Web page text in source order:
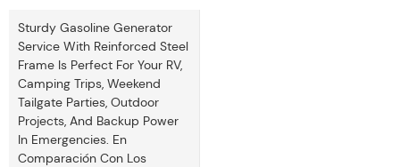
Sturdy Gasoline Generator
Service With Reinforced Steel
Frame Is Perfect For Your RV,
Camping Trips, Weekend
Tailgate Parties, Outdoor
Projects, And Backup Power
In Emergencies. En
Comparación Con Los